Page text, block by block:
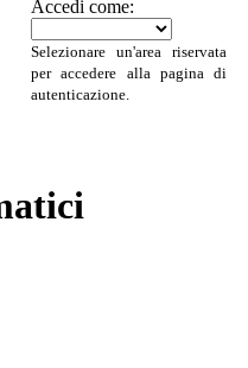
Accedi come:
Selezionare un'area riservata
per accedere alla pagina di
autenticazione.